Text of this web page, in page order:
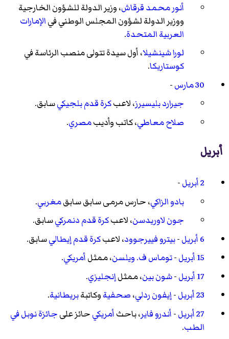
أنور محمد قرقاش، وزير الدولة للشؤون الخارجية
ووزير الدولة لشؤون المجلس الوطني فيالإمارات
العربية المتحدة.
لورا شينشيلا، أول سيدة تتولى منصب الرئاسة في
كوستاريكا.
30 مارس
-
جيرارد بليسيرز، لاعبكرة قدمبلجيكيسابق.
صلاح معاطي، كاتب وأديبمصري.
أبريل
2 أبريل
-
بادو الزاكي، حارس مرمى سابق سابقمغربي.
جون لاوريدسن، لاعبكرة قدمدنمركيسابق.
6 أبريل
-بيترو فييرجوود، لاعبكرة قدمإيطاليسابق.
15 أبريل
-توماس ف. ويلسن، ممثلأمريكي.
17 أبريل
-شون بين، ممثلإنجليزي.
23 أبريل
-إيفون ردلي،صحفيةوكاتبةبريطانية.
27 أبريل
-أندرو فاير، باحثأمريكيحائز علىجائزة نوبل في
الطب.